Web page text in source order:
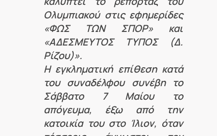
Ολυμπιακού στις εφημερίδες
«ΦΩΣ ΤΩΝ ΣΠΟΡ» και
«ΑΔΕΣΜΕΥΤΟΣ ΤΥΠΟΣ (Δ.
Ρίζου)».
Η εγκληματική επίθεση κατά
του συναδέλφου συνέβη το
Σάββατο 7 Μαίου το
απόγευμα, έξω από την
κατοικία του στο Ίλιον, όταν